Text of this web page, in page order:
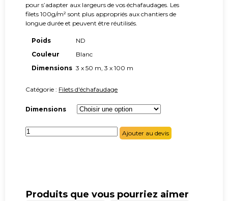
pour s’adapter aux largeurs de vos échafaudages. Les
filets 100g/m² sont plus appropriés aux chantiers de
longue durée et peuvent être réutilisés.
Poids
ND
Couleur
Blanc
Dimensions 3 x 50 m, 3 x 100 m
Catégorie : Filets d'échafaudage
Dimensions
quantité
de
Ajouter au devis
Produits que vous pourriez aimer